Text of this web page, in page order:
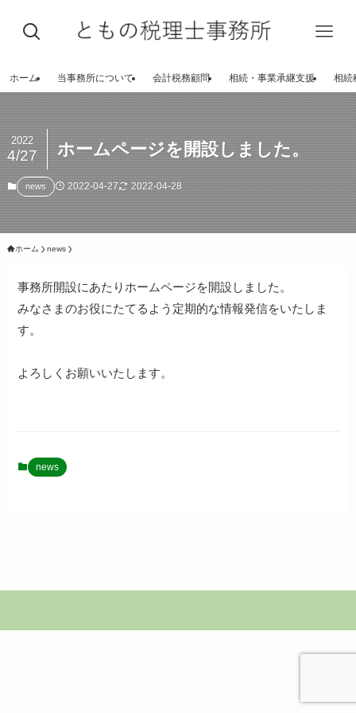
ホーム 当事務所について 会計税務顧問 相続・事業承継支援 相続
ホームページを開設しました。
2022
4/27
news 2022-04-27 2022-04-28
ホーム news
事務所開設にあたりホームページを開設しました。
みなさまのお役にたてるよう定期的な情報発信をいたしま
す。
よろしくお願いいたします。
news